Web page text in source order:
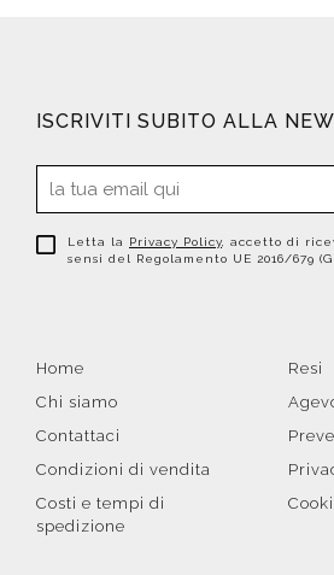
ISCRIVITI SUBITO ALLA
Letta la Privacy Policy , accetto di
sensi del Regolamento UE 2016/679
Home
Chi siamo
Contattaci
Condizioni di vendita
Costi e tempi di
spedizione
Resi